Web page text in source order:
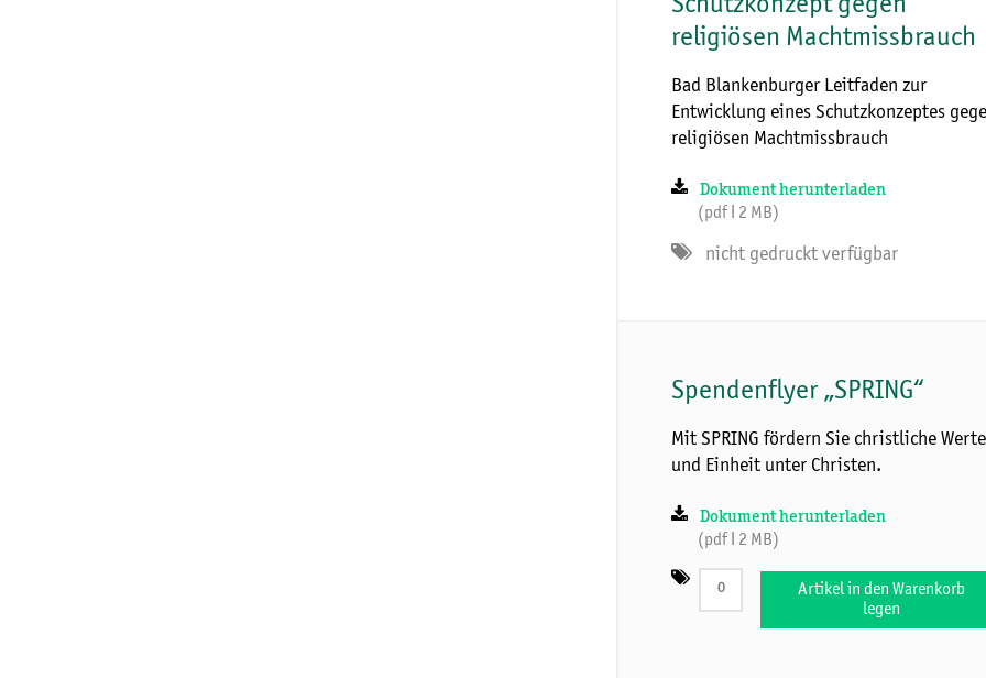
religiösen Machtmissbrauch
Bad Blankenburger Leitfaden zur
Entwicklung eines Schutzkonzeptes
religiösen Machtmissbrauch
Dokument herunterladen
(pdf ǀ 2 MB)
nicht gedruckt verfügbar
Spendenflyer „SPRING“
Mit SPRING fördern Sie christliche Werte
und Einheit unter Christen.
Dokument herunterladen
(pdf ǀ 2 MB)
Artikel in den Warenkorb
legen